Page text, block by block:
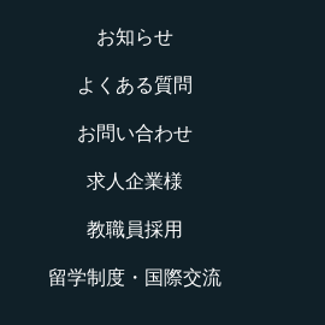
構造整備・製造コース
エアポートサービス科
グランドハンドリングコース
イベントカレンダー
オープンキャンパス
航空教室
オンライン相談会
大学か専門学校か
航空整備士になるには？
授業を動画チェック
お知らせ
よくある質問
お問い合わせ
求人企業様
教職員採用
留学制度・国際交流